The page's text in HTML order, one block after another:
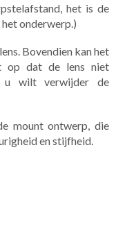
het is de
onderwerp.)
Bovendien kan het
op dat de lens niet
u wilt verwijder de
mount ontwerp, die
en stijfheid.